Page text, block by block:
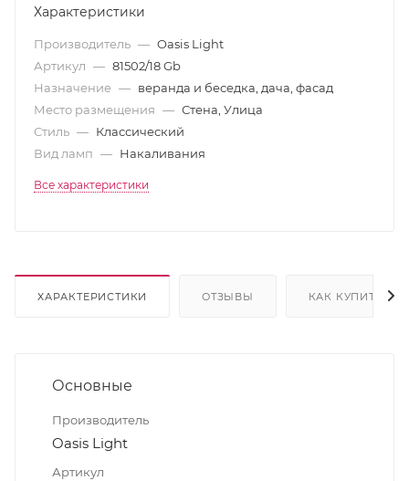
Характеристики
Производитель — Oasis Light
Артикул — 81502/18 Gb
Назначение — веранда и беседка, дача, фасад
Место размещения — Стена, Улица
Стиль — Классический
Вид ламп — Накаливания
Все характеристики
ХАРАКТЕРИСТИКИ ОТЗЫВЫ КАК КУПИТЬ
Основные
Производитель
Oasis Light
Артикул